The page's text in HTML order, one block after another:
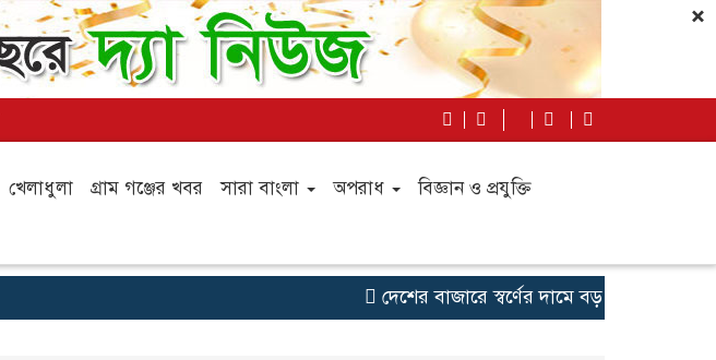
×
খেলাধুলা গ্রাম গঞ্জের খবর সারা বাংলা অপরাধ
বিজ্ঞান ও প্রযুক্তি
দেশের বাজারে স্বর্ণের দামে বড় লাফ,ভরিতে